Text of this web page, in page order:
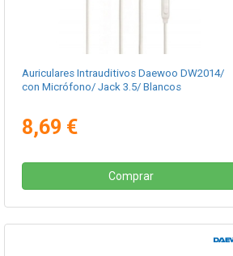
Auriculares Intrauditivos Daewoo DW2014/
con Micrófono/ Jack 3.5/ Blancos
8,69 €
Comprar